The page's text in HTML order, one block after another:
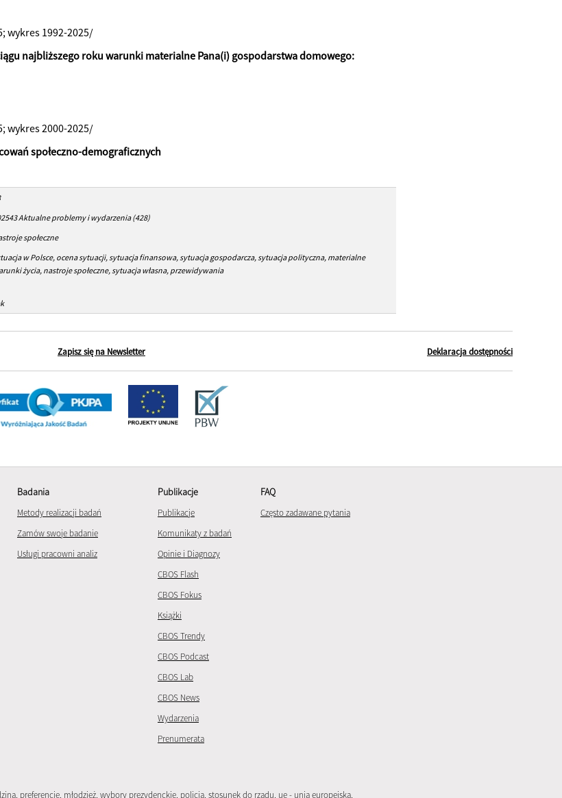
wykres 1992-2025/
najbliższego roku warunki materialne Pana(i) gospodarstwa domowego:
wykres 2000-2025/
społeczno-demograficznych
Aktualne problemy i wydarzenia (428)
społeczne
w Polsce, ocena sytuacji, sytuacja finansowa, sytuacja gospodarcza, sytuacja polityczna, materialne
życia, nastroje społeczne, sytuacja własna, przewidywania
Zapisz się na Newsletter Deklaracja dostępności
Badania
Metody realizacji badań
Zamów swoje badanie
Usługi pracowni analiz
Publikacje
Publikacje
Komunikaty z badań
Opinie i Diagnozy
CBOS Flash
CBOS Fokus
Książki
CBOS Trendy
CBOS Podcast
CBOS Lab
CBOS News
Wydarzenia
Prenumerata
FAQ
Często zadawane pytania
, preferencje, młodzież, wybory prezydenckie, policja, stosunek do rządu, ue - unia europejska,